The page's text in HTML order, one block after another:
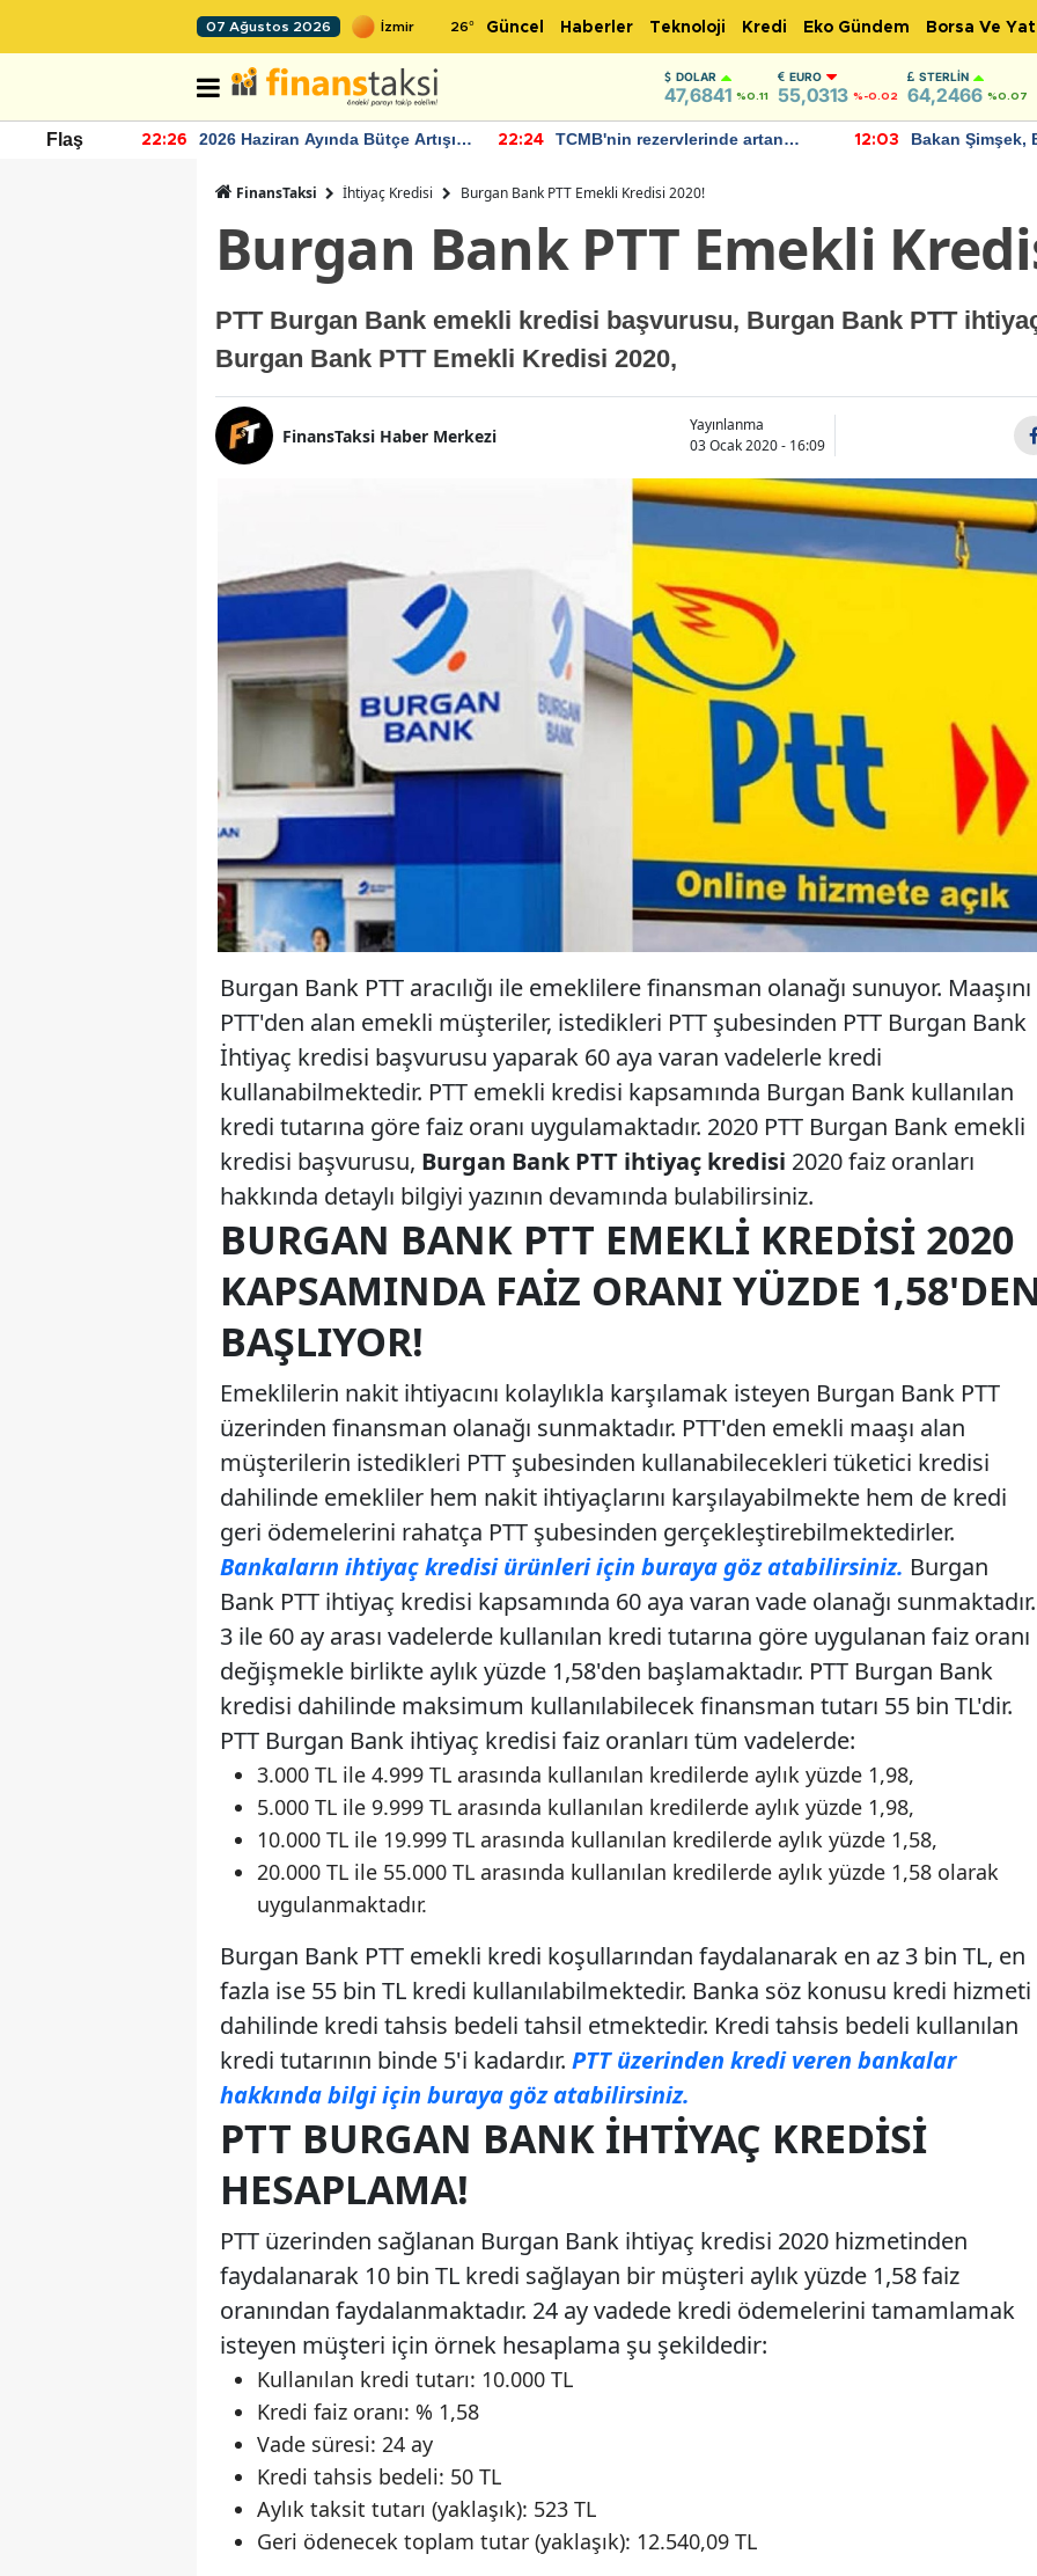
07 Ağustos 2026 26° Güncel Haberler Teknoloji Kredi Eko Gündem Borsa Ve
DOLAR
47,6841 %0.11
EURO
55,0313 %-0.02
STERLIN
64,2466 %0.07
Flaş 22:26
2026 Haziran Ayında Bütçe Artışı
22:24
TCMB'nin rezervlerinde artan
12:03
Bakan Şimşek,
FinansTaksi İhtiyaç Kredisi Burgan Bank PTT Emekli Kredisi 2020!
Burgan Bank PTT Emekli
PTT Burgan Bank emekli kredisi başvurusu, Burgan Bank PTT
Burgan Bank PTT Emekli Kredisi 2020,
FinansTaksi Haber Merkezi
Yayınlanma
03 Ocak 2020 - 16:09
Burgan Bank PTT aracılığı ile emeklilere finansman olanağı sunuyor. Maaşını
PTT'den alan emekli müşteriler, istedikleri PTT şubesinden PTT Burgan Bank
İhtiyaç kredisi başvurusu yaparak 60 aya varan vadelerle kredi
kullanabilmektedir. PTT emekli kredisi kapsamında Burgan Bank kullanılan
kredi tutarına göre faiz oranı uygulamaktadır. 2020 PTT Burgan Bank emekli
kredisi başvurusu, Burgan Bank PTT ihtiyaç kredisi 2020 faiz oranları
hakkında detaylı bilgiyi yazının devamında bulabilirsiniz.
BURGAN BANK PTT EMEKLI KREDISI 2020
KAPSAMINDA FAIZ ORANI YÜZDE
BAŞLIYOR!
Emeklilerin nakit ihtiyacını kolaylıkla karşılamak isteyen Burgan Bank PTT
üzerinden finansman olanağı sunmaktadır. PTT'den emekli maaşı alan
müşterilerin istedikleri PTT şubesinden kullanabilecekleri tüketici kredisi
dahilinde emekliler hem nakit ihtiyaçlarını karşılayabilmekte hem de kredi
geri ödemelerini rahatça PTT şubesinden gerçekleştirebilmektedirler.
Bankaların ihtiyaç kredisi ürünleri için buraya göz atabilirsiniz. Burgan
Bank PTT ihtiyaç kredisi kapsamında 60 aya varan vade olanağı sunmaktadır.
3 ile 60 ay arası vadelerde kullanılan kredi tutarına göre uygulanan faiz oranı
değişmekle birlikte aylık yüzde 1,58'den başlamaktadır. PTT Burgan Bank
kredisi dahilinde maksimum kullanılabilecek finansman tutarı 55 bin TL'dir.
PTT Burgan Bank ihtiyaç kredisi faiz oranları tüm vadelerde:
3.000 TL ile 4.999 TL arasında kullanılan kredilerde aylık yüzde 1,98,
5.000 TL ile 9.999 TL arasında kullanılan kredilerde aylık yüzde 1,98,
10.000 TL ile 19.999 TL arasında kullanılan kredilerde aylık yüzde 1,58,
20.000 TL ile 55.000 TL arasında kullanılan kredilerde aylık yüzde 1,58 olarak
uygulanmaktadır.
Burgan Bank PTT emekli kredi koşullarından faydalanarak en az 3 bin TL, en
fazla ise 55 bin TL kredi kullanılabilmektedir. Banka söz konusu kredi hizmeti
dahilinde kredi tahsis bedeli tahsil etmektedir. Kredi tahsis bedeli kullanılan
kredi tutarının binde 5'i kadardır. PTT üzerinden kredi veren bankalar
hakkında bilgi için buraya göz atabilirsiniz.
PTT BURGAN BANK İHTIYAÇ KREDISI
HESAPLAMA!
PTT üzerinden sağlanan Burgan Bank ihtiyaç kredisi 2020 hizmetinden
faydalanarak 10 bin TL kredi sağlayan bir müşteri aylık yüzde 1,58 faiz
oranından faydalanmaktadır. 24 ay vadede kredi ödemelerini tamamlamak
isteyen müşteri için örnek hesaplama şu şekildedir:
Kullanılan kredi tutarı: 10.000 TL
Kredi faiz oranı: % 1,58
Vade süresi: 24 ay
Kredi tahsis bedeli: 50 TL
Aylık taksit tutarı (yaklaşık): 523 TL
Geri ödenecek toplam tutar (yaklaşık): 12.540,09 TL